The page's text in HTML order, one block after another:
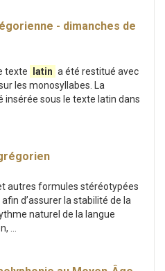
- dimanches de
texte latin a été restitué avec
les monosyllabes. La
sous le texte latin dans
autres formules stéréotypées
d’assurer la stabilité de la
naturel de la langue
...